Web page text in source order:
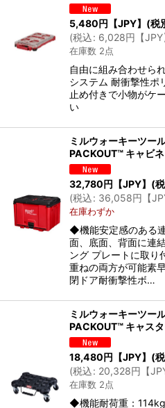
絞り
5,480円【JPY】 (税
(税込: 6,028円【JPY
在庫数 2点
自由に組み合わせら
システム 耐衝撃性ポ
止め付きで小物がケ
い
ミルウォーキーツ
PACKOUT™ キャ
32,780円【JPY】 (
(税込: 36,058円【
在庫わずか
◆機能安定感のある
面、底面、背面に連
ング プレートに取り
重ねの両方が可能素
閉ドア耐衝撃性ボ…
ミルウォーキーツ
PACKOUT™ キャ
18,480円【JPY】 (
(税込: 20,328円【
在庫数 2点
◆機能耐荷重：